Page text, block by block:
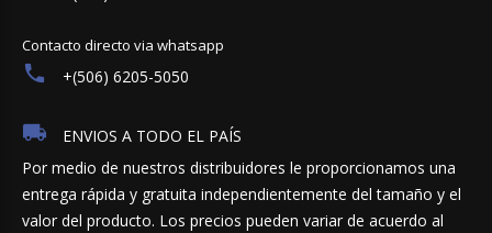
Contacto directo via whatsapp
+(506) 6205-5050
ENVIOS A TODO EL PAÍS
Por medio de nuestros distribuidores le proporcionamos una
entrega rápida y gratuita independientemente del tamaño y el
valor del producto. Los precios pueden variar de acuerdo al